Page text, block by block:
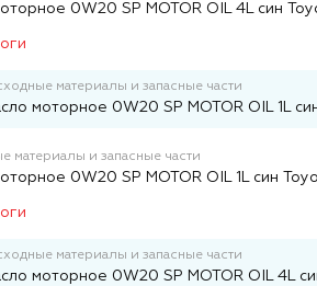
0W20 SP MOTOR OIL 4L син
материалы и запасные части
моторное 0W20 SP MOTOR OIL 1L
материалы и запасные части
0W20 SP MOTOR OIL 1L син
материалы и запасные части
моторное 0W20 SP MOTOR OIL 4L